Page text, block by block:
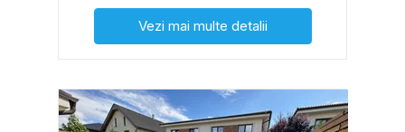
Vezi mai multe detalii